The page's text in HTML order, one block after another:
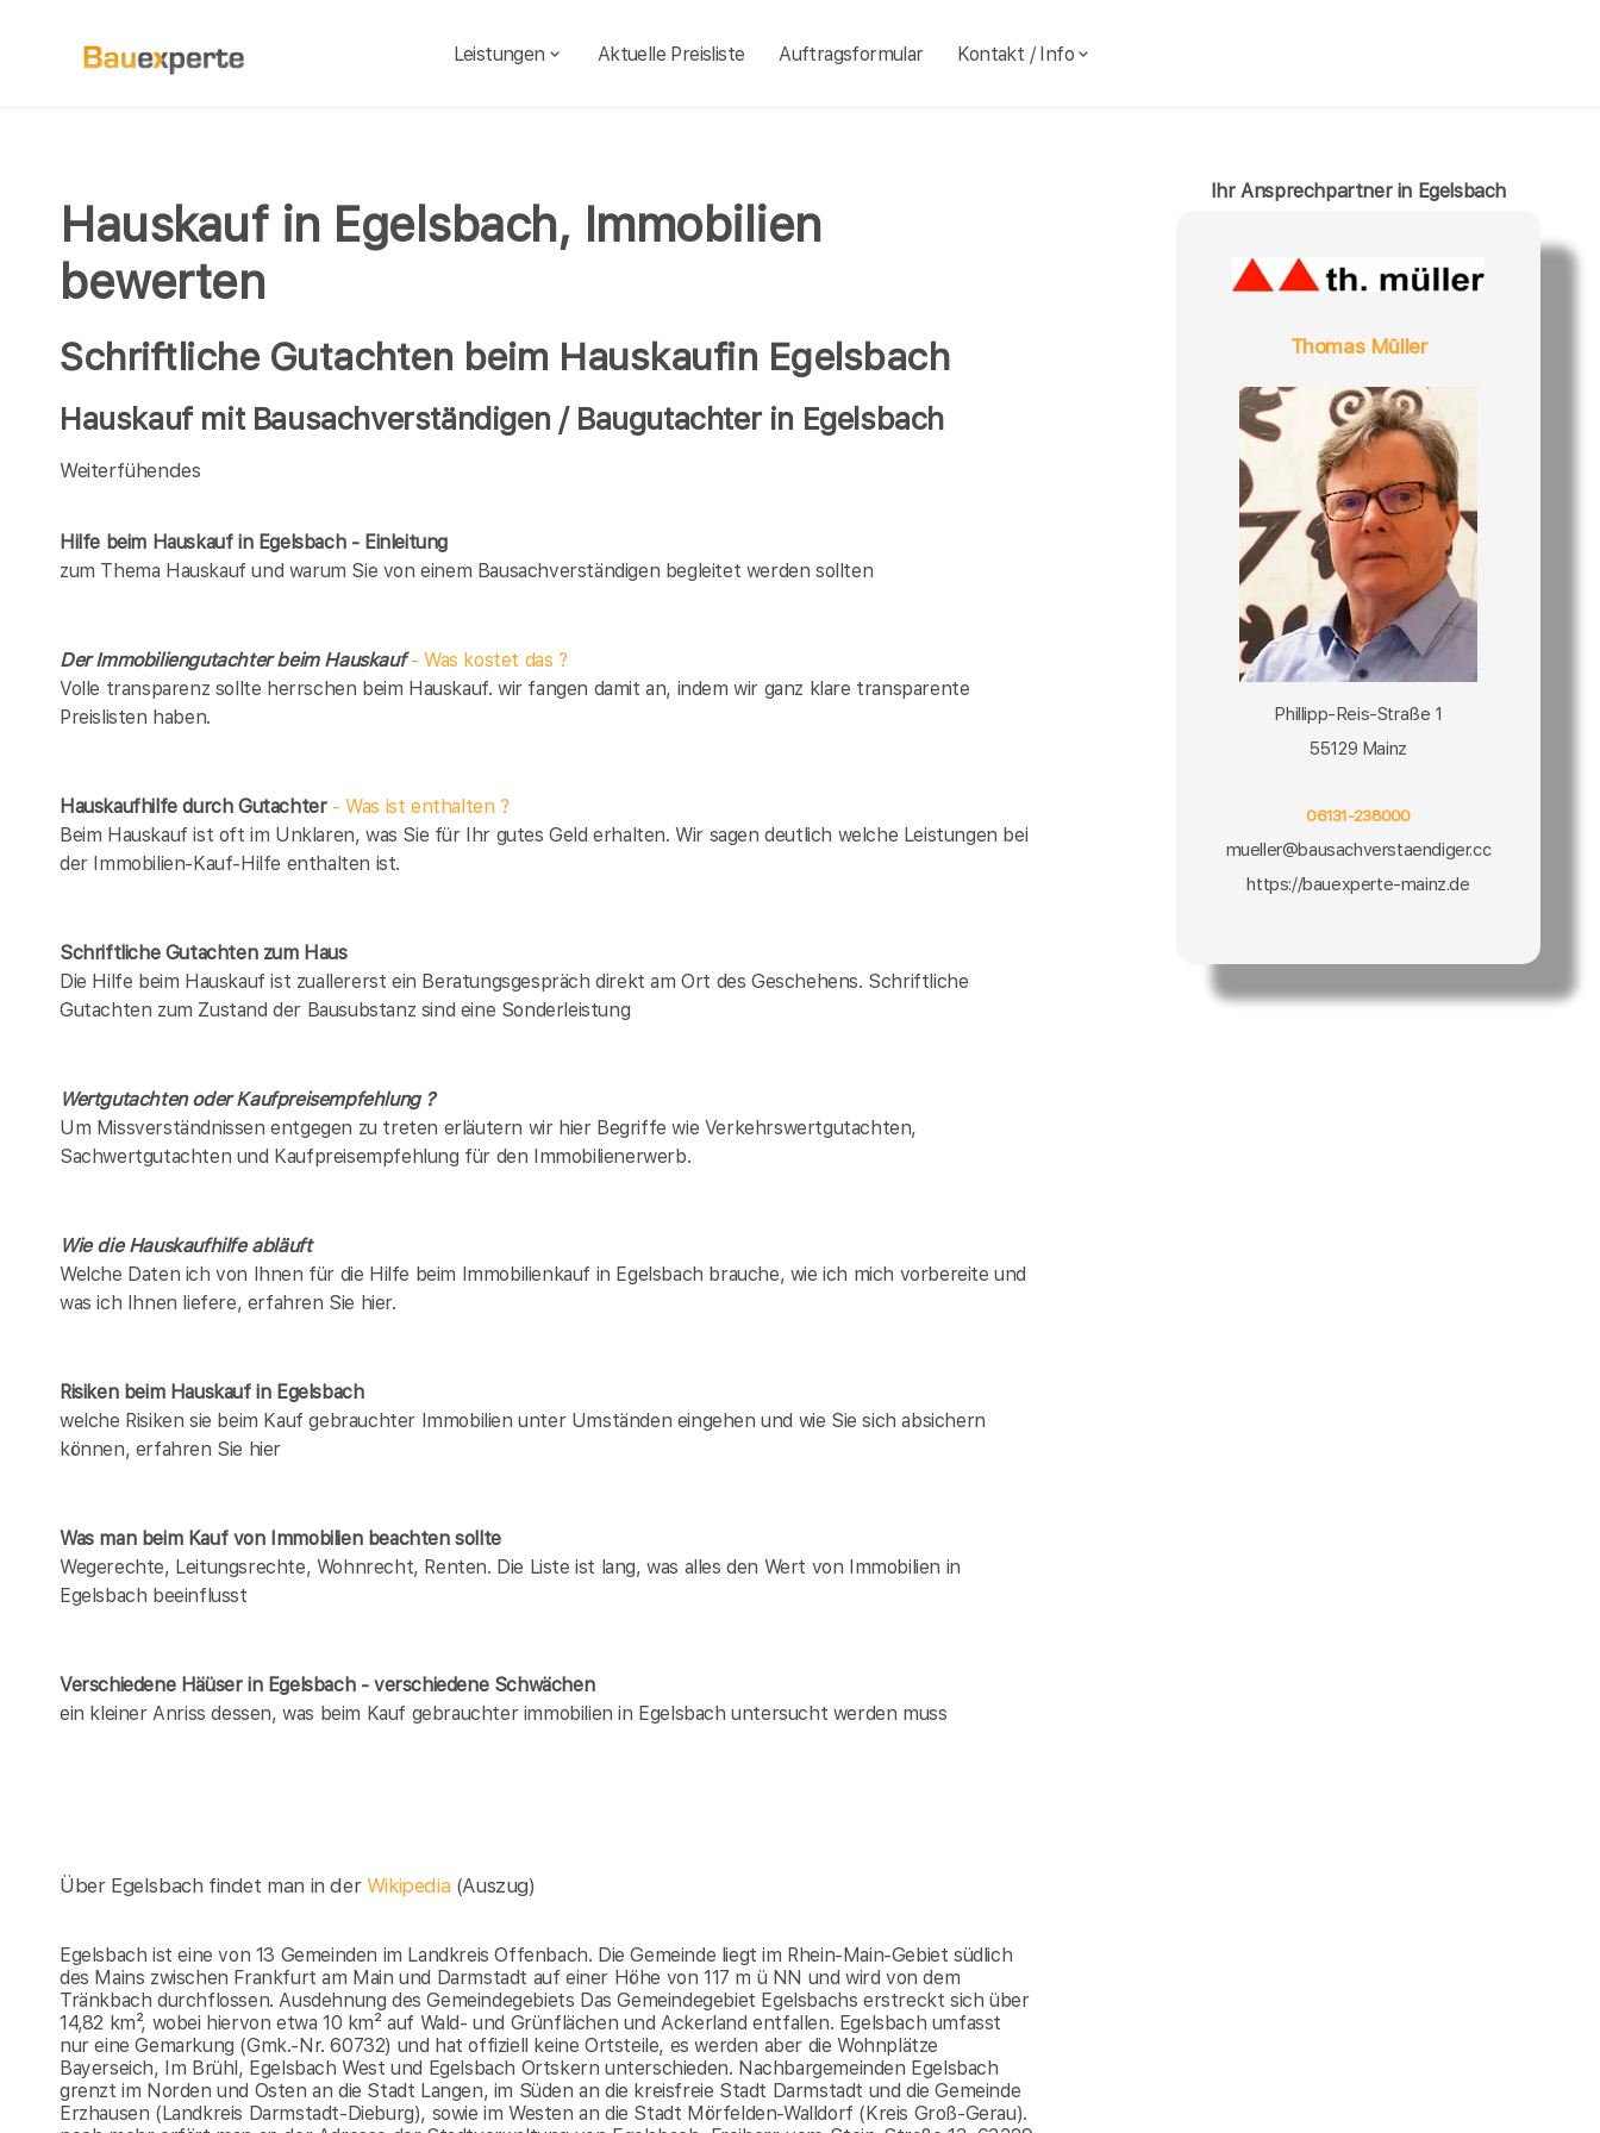
Leistungen Aktuelle Preisliste Auftragsformular Kontakt / Info
Hauskauf in Egelsbach, Immobilien
bewerten
Schriftliche Gutachten beim Hauskaufin Egelsbach
Hauskauf mit Bausachverständigen / Baugutachter in Egelsbach
Weiterfühendes
Hilfe beim Hauskauf in Egelsbach - Einleitung
zum Thema Hauskauf und warum Sie von einem Bausachverständigen begleitet werden sollten
Der Immobiliengutachter beim Hauskauf- Was kostet das ?
Volle transparenz sollte herrschen beim Hauskauf. wir fangen damit an, indem wir ganz klare transparente
Preislisten haben.
Hauskaufhilfe durch Gutachter- Was ist enthalten ?
Beim Hauskauf ist oft im Unklaren, was Sie für Ihr gutes Geld erhalten. Wir sagen deutlich welche Leistungen bei
der Immobilien-Kauf-Hilfe enthalten ist.
Schriftliche Gutachten zum Haus
Die Hilfe beim Hauskauf ist zuallererst ein Beratungsgespräch direkt am Ort des Geschehens. Schriftliche
Gutachten zum Zustand der Bausubstanz sind eine Sonderleistung
Wertgutachten oder Kaufpreisempfehlung ?
Um Missverständnissen entgegen zu treten erläutern wir hier Begriffe wie Verkehrswertgutachten,
Sachwertgutachten und Kaufpreisempfehlung für den Immobilienerwerb.
Wie die Hauskaufhilfe abläuft
Welche Daten ich von Ihnen für die Hilfe beim Immobilienkauf in Egelsbach brauche, wie ich mich vorbereite und
was ich Ihnen liefere, erfahren Sie hier.
Risiken beim Hauskaufin Egelsbach
welche Risiken sie beim Kauf gebrauchter Immobilien unter Umständen eingehen und wie Sie sich absichern
können, erfahren Sie hier
Was man beim Kauf von Immobilien beachten sollte
Wegerechte, Leitungsrechte, Wohnrecht, Renten. Die Liste ist lang, was alles den Wert von Immobilien in
Egelsbach beeinflusst
Verschiedene Häüser in Egelsbach - verschiedene Schwächen
ein kleiner Anriss dessen, was beim Kauf gebrauchter immobilien in Egelsbach untersucht werden muss
Über Egelsbach findet man in der Wikipedia (Auszug)
Egelsbach ist eine von 13 Gemeinden im Landkreis Offenbach. Die Gemeinde liegt im Rhein-Main-Gebiet südlich
des Mains zwischen Frankfurt am Main und Darmstadt auf einer Höhe von 117 m ü NN und wird von dem
Tränkbach durchflossen. Ausdehnung des Gemeindegebiets Das Gemeindegebiet Egelsbachs erstreckt sich über
14,82 km², wobei hiervon etwa 10 km² auf Wald- und Grünflächen und Ackerland entfallen. Egelsbach umfasst
nur eine Gemarkung (Gmk.-Nr. 60732) und hat offiziell keine Ortsteile, es werden aber die Wohnplätze
Bayerseich, Im Brühl, Egelsbach West und Egelsbach Ortskern unterschieden. Nachbargemeinden Egelsbach
grenzt im Norden und Osten an die Stadt Langen, im Süden an die kreisfreie Stadt Darmstadt und die Gemeinde
Erzhausen (Landkreis Darmstadt-Dieburg), sowie im Westen an die Stadt Mörfelden-Walldorf (Kreis Groß-Gerau).
Ihr Ansprechpartner in Egelsbach
Thomas Müller
Phillipp-Reis-Straße 1
55129 Mainz
06131-238000
mueller@bausachverstaendiger.cc
https://bauexperte-mainz.de